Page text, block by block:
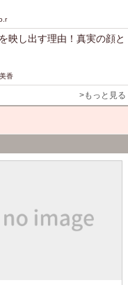
映し出す理由！真実の顔と
香
>もっと見る